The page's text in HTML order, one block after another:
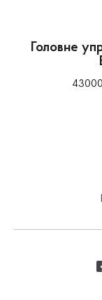
Головне